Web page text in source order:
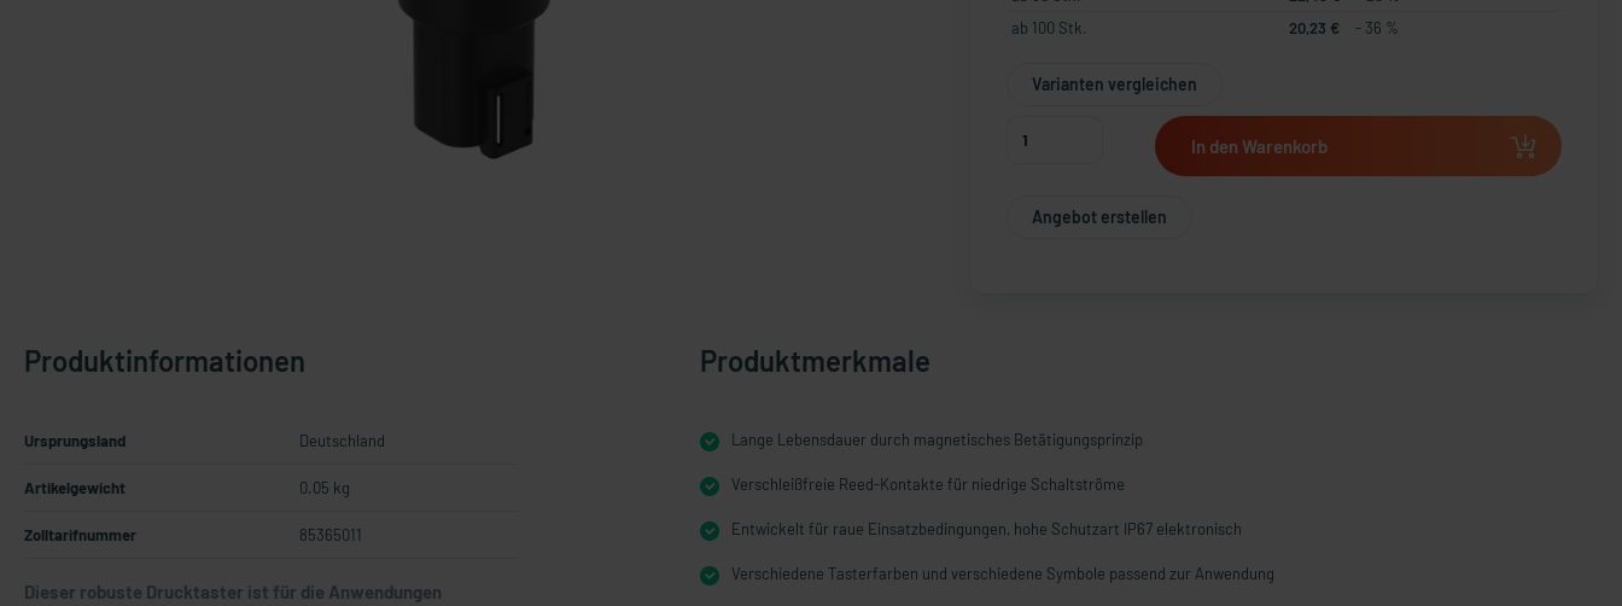
ab 100 Stk.
20,23 € - 36 %
Varianten vergleichen
In den Warenkorb
Angebot erstellen
Produktinformationen
Ursprungsland Deutschland
Artikelgewicht 0.05 kg
Zolltarifnummer 85365011
Dieser robuste Drucktaster ist für die Anwendungen
Produktmerkmale
Lange Lebensdauer durch magnetisches Betätigungsprinzip
Verschleißfreie Reed-Kontakte für niedrige Schaltströme
Entwickelt für raue Einsatzbedingungen, hohe Schutzart IP67 elektronisch
Verschiedene Tasterfarben und verschiedene Symbole passend zur Anwendung